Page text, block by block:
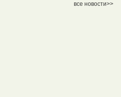
все новости>>